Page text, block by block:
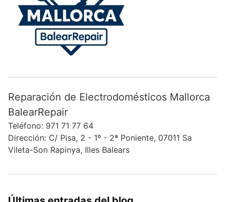
Reparación de Electrodomésticos Mallorca
BalearRepair
Teléfono: 971 71 77 64
Dirección: C/ Pisa, 2 - 1º - 2ª Poniente, 07011 Sa
Vileta-Son Rapinya, Illes Balears